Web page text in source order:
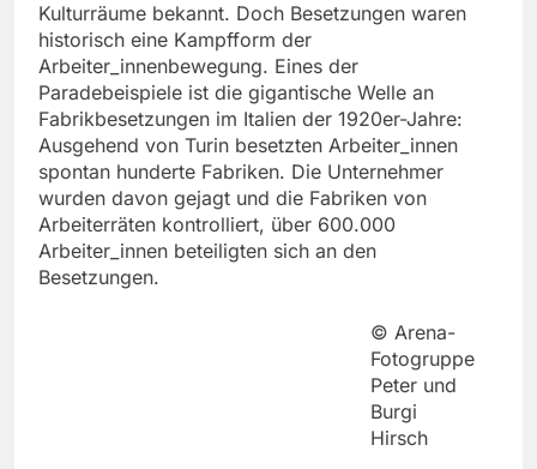
Kulturräume bekannt. Doch Besetzungen waren
historisch eine Kampfform der
Arbeiter_innenbewegung. Eines der
Paradebeispiele ist die gigantische Welle an
Fabrikbesetzungen im Italien der 1920er-Jahre:
Ausgehend von Turin besetzten Arbeiter_innen
spontan hunderte Fabriken. Die Unternehmer
wurden davon gejagt und die Fabriken von
Arbeiterräten kontrolliert, über 600.000
Arbeiter_innen beteiligten sich an den
Besetzungen.
© Arena-
Fotogruppe
Peter und
Burgi
Hirsch